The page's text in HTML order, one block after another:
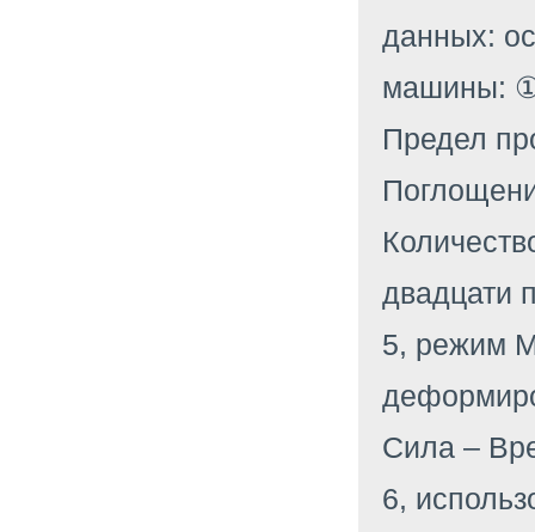
данных:
машины:
Предел
двадцати
5, режим
Сила –
6,